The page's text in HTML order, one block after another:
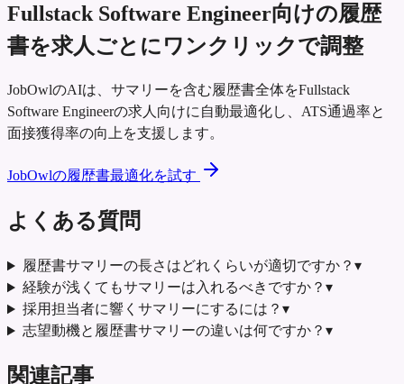
Fullstack Software Engineer向けの履歴
書を求人ごとにワンクリックで調整
JobOwlのAIは、サマリーを含む履歴書全体をFullstack
Software Engineerの求人向けに自動最適化し、ATS通過率と
面接獲得率の向上を支援します。
JobOwlの履歴書最適化を試す
よくある質問
履歴書サマリーの長さはどれくらいが適切ですか？ ▾
経験が浅くてもサマリーは入れるべきですか？ ▾
採用担当者に響くサマリーにするには？ ▾
志望動機と履歴書サマリーの違いは何ですか？ ▾
関連記事